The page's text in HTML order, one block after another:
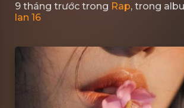
9 tháng trước trong Rap, trong
lan 16